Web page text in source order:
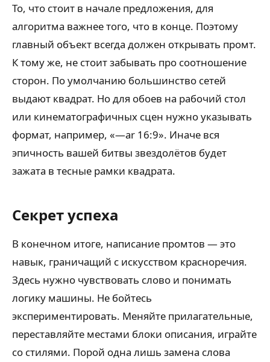
То, что стоит в начале предложения, для
алгоритма важнее того, что в конце. Поэтому
главный объект всегда должен открывать промт.
К тому же, не стоит забывать про соотношение
сторон. По умолчанию большинство сетей
выдают квадрат. Но для обоев на рабочий стол
или кинематографичных сцен нужно указывать
формат, например, «—ar 16:9». Иначе вся
эпичность вашей битвы звездолётов будет
зажата в тесные рамки квадрата.
Секрет успеха
В конечном итоге, написание промтов — это
навык, граничащий с искусством красноречия.
Здесь нужно чувствовать слово и понимать
логику машины. Не бойтесь
экспериментировать. Меняйте прилагательные,
переставляйте местами блоки описания, играйте
со стилями. Порой одна лишь замена слова